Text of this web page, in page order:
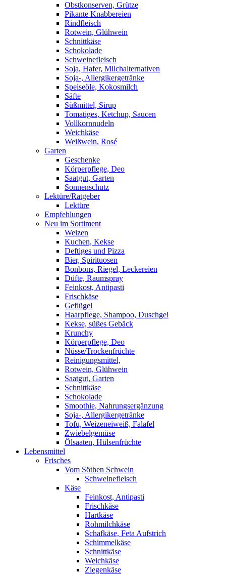
Obstkonserven, Grütze
Pikante Knabbereien
Rindfleisch
Rotwein, Glühwein
Schnittkäse
Schokolade
Schweinefleisch
Soja, Hafer, Milchalternativen
Soja-, Allergikergetränke
Speiseöle, Kokosmilch
Säfte
Süßmittel, Sirup
Tomatiges, Ketchup, Saucen
Vollkornnudeln
Weichkäse
Weißwein, Rosé
Garten
Geschenke
Körperpflege, Deo
Saatgut, Garten
Sonnenschutz
Lektüre/Ratgeber
Lektüre
Empfehlungen
Neu im Sortiment
Weizen
Kuchen, Kekse
Deftiges und Pizza
Bier, Spirituosen
Bonbons, Riegel, Leckereien
Düfte, Raumspray
Feinkost, Antipasti
Frischkäse
Geflügel
Haarpflege, Shampoo, Duschgel
Kekse, süßes Gebäck
Krunchy
Körperpflege, Deo
Nüsse/Trockenfrüchte
Reinigungsmittel,
Rotwein, Glühwein
Saatgut, Garten
Schnittkäse
Schokolade
Smoothie, Nahrungsergänzung
Soja-, Allergikergetränke
Tofu, Weizeneiweiß, Falafel
Zwiebelgemüse
Ölsaaten, Hülsenfrüchte
Lebensmittel
Frisches
Vom Söthen Schwein
Schweinefleisch
Käse
Feinkost, Antipasti
Frischkäse
Hartkäse
Rohmilchkäse
Schafkäse, Feta Aufstrich
Schimmelkäse
Schnittkäse
Weichkäse
Ziegenkäse